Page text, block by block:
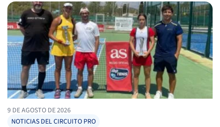
BLANCO DAMEA, .
-
9 DE AGOSTO DE 2026
NOTICIAS DEL CIRCUITO PRO